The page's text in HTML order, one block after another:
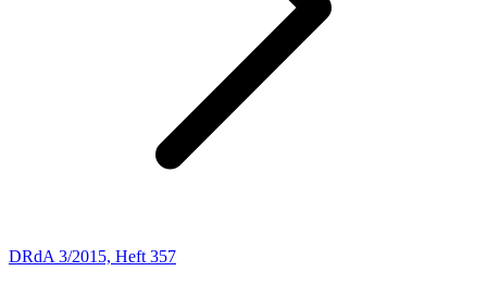
DRdA 3/2015, Heft 357